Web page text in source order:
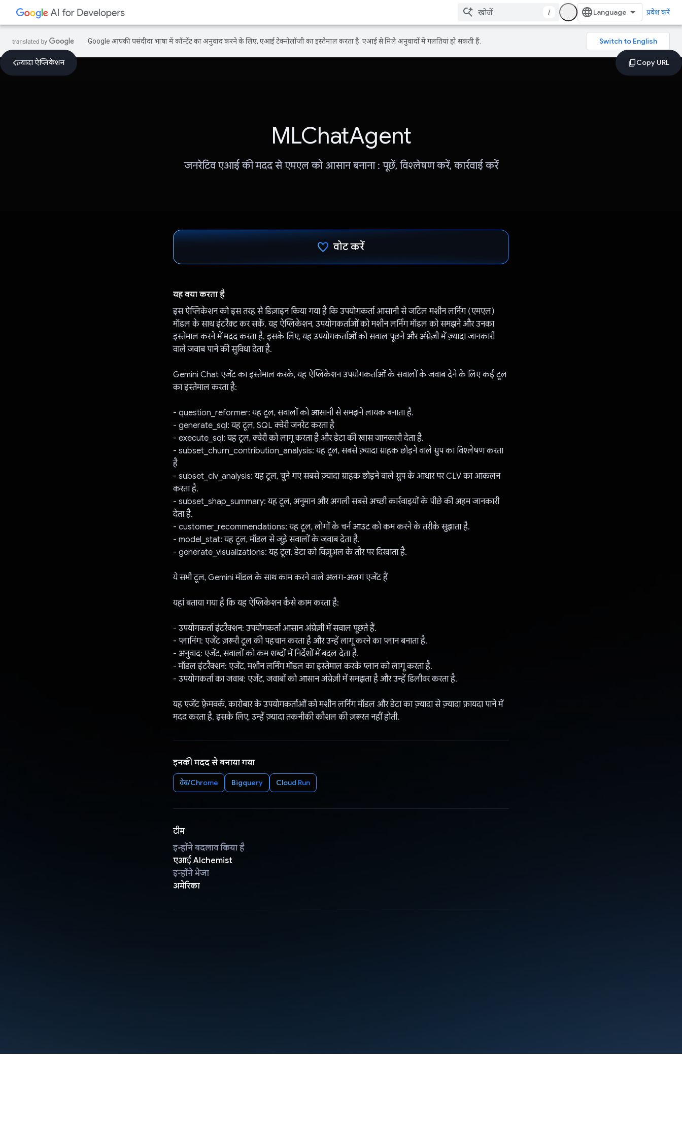
/ प्रवेश करें
Google आपकी पसंदीदा भाषा में कॉन्टेंट का अनुवाद करने के लिए, एआई टेक्नोलॉजी का इस्तेमाल करता है. एआई से मिले अनुवादों में गलतियां हो सकती हैं.
ज़्यादा ऐप्लिकेशन
MLChatAgent
जनरेटिव एआई की मदद से एमएल को आसान बनाना : पूछें, विश्लेषण करें, कार्रवाई करें
वोट करें
यह क्या करता है
इस ऐप्लिकेशन को इस तरह से डिज़ाइन किया गया है कि उपयोगकर्ता आसानी से जटिल मशीन लर्निंग (एमएल)
मॉडल के साथ इंटरैक्ट कर सकें. यह ऐप्लिकेशन, उपयोगकर्ताओं को मशीन लर्निंग मॉडल को समझने और उनका
इस्तेमाल करने में मदद करता है. इसके लिए, यह उपयोगकर्ताओं को सवाल पूछने और अंग्रेज़ी में ज़्यादा जानकारी
वाले जवाब पाने की सुविधा देता है.
Gemini Chat एजेंट का इस्तेमाल करके, यह ऐप्लिकेशन उपयोगकर्ताओं के सवालों के जवाब देने के लिए कई टूल
का इस्तेमाल करता है:
- question_reformer: यह टूल, सवालों को आसानी से समझने लायक बनाता है.
- generate_sql: यह टूल, SQL क्वेरी जनरेट करता है
- execute_sql: यह टूल, क्वेरी को लागू करता है और डेटा की खास जानकारी देता है.
- subset_churn_contribution_analysis: यह टूल, सबसे ज़्यादा ग्राहक छोड़ने वाले ग्रुप का विश्लेषण करता
है
- subset_clv_analysis: यह टूल, चुने गए सबसे ज़्यादा ग्राहक छोड़ने वाले ग्रुप के आधार पर CLV का आकलन
करता है.
- subset_shap_summary: यह टूल, अनुमान और अगली सबसे अच्छी कार्रवाइयों के पीछे की अहम जानकारी
देता है.
- customer_recommendations: यह टूल, लोगों के चर्न आउट को कम करने के तरीके सुझाता है.
- model_stat: यह टूल, मॉडल से जुड़े सवालों के जवाब देता है.
- generate_visualizations: यह टूल, डेटा को विज़ुअल के तौर पर दिखाता है.
ये सभी टूल, Gemini मॉडल के साथ काम करने वाले अलग-अलग एजेंट हैं
यहां बताया गया है कि यह ऐप्लिकेशन कैसे काम करता है:
- उपयोगकर्ता इंटरैक्शन: उपयोगकर्ता आसान अंग्रेज़ी में सवाल पूछते हैं.
- प्लानिंग: एजेंट ज़रूरी टूल की पहचान करता है और उन्हें लागू करने का प्लान बनाता है.
- अनुवाद: एजेंट, सवालों को कम शब्दों में निर्देशों में बदल देता है.
- मॉडल इंटरैक्शन: एजेंट, मशीन लर्निंग मॉडल का इस्तेमाल करके प्लान को लागू करता है.
- उपयोगकर्ता का जवाब: एजेंट, जवाबों को आसान अंग्रेज़ी में समझता है और उन्हें डिलीवर करता है.
यह एजेंट फ़्रेमवर्क, कारोबार के उपयोगकर्ताओं को मशीन लर्निंग मॉडल और डेटा का ज़्यादा से ज़्यादा फ़ायदा पाने में
मदद करता है. इसके लिए, उन्हें ज़्यादा तकनीकी कौशल की ज़रूरत नहीं होती.
इनकी मदद से बनाया गया
वेब/Chrome Bigquery Cloud Run
टीम
इन्होंने बदलाव किया है
एआई Alchemist
इन्होंने भेजा
अमेरिका